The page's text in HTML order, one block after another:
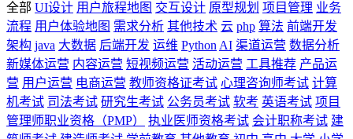
全部 UI设计 用户旅程地图 交互设计 原型规划 项目管理 业务
流程 用户体验地图 需求分析 其他技术 云 php 算法 前端开发
架构 java 大数据 后端开发 运维 Python AI 渠道运营 数据分析
新媒体运营 内容运营 短视频运营 活动运营 工具推荐 产品运
营 用户运营 电商运营 教师资格证考试 心理咨询师考试 计算
机考试 司法考试 研究生考试 公务员考试 软考 英语考试 项目
管理师职业资格（PMP）
执业医师资格考试 会计职称考试 建